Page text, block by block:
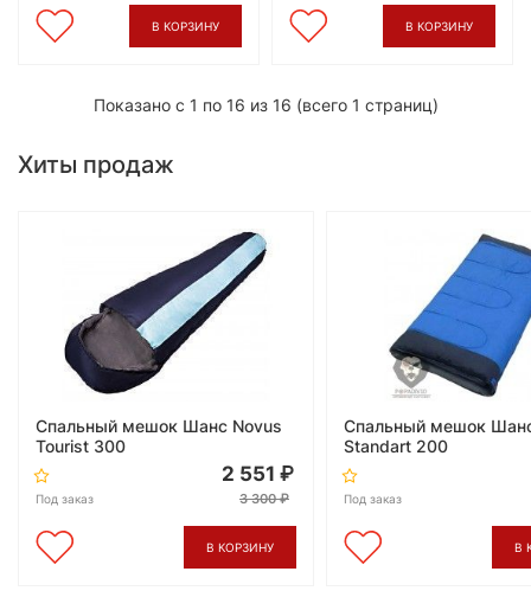
В КОРЗИНУ В КОРЗИНУ
Показано с 1 по 16 из 16 (всего 1 страниц)
Хиты продаж
Спальный мешок Шанс Novus
Tourist 300
Под заказ
2 551
3 300
В КОРЗИНУ
Спальный мешок
Standart 200
Под заказ
В